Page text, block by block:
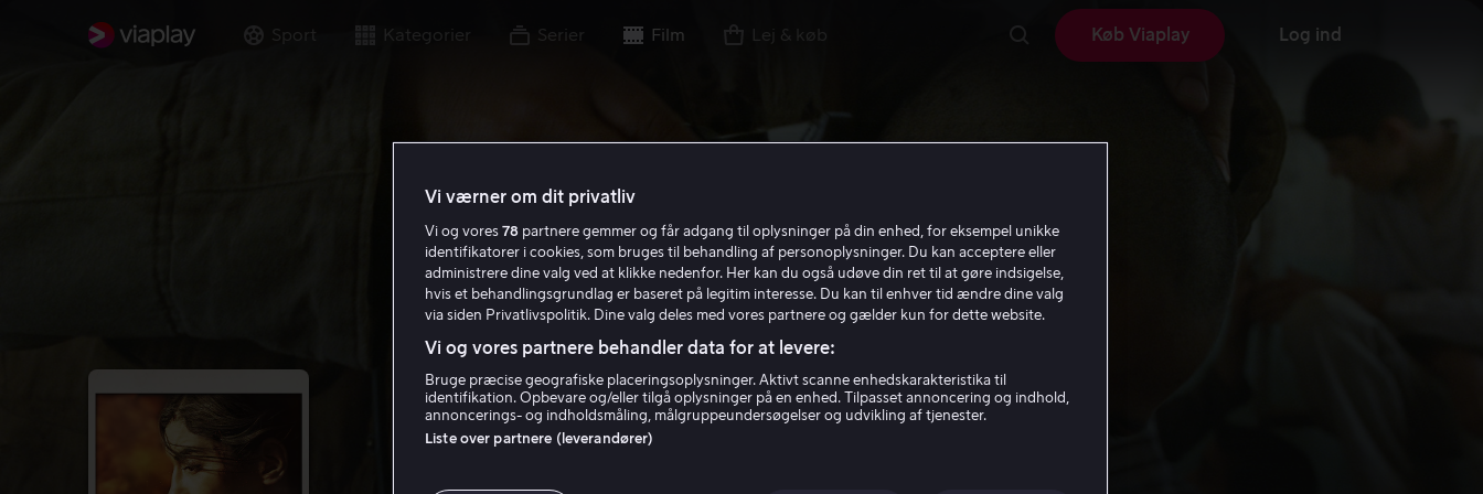
Sport Kategorier Serier Film Lej & køb Køb Viaplay Log ind
Vi værner om dit privatliv
Vi og vores 78 partnere gemmer og får adgang til oplysninger på din enhed, for eksempel unikke
identifikatorer i cookies, som bruges til behandling af personoplysninger. Du kan acceptere eller
administrere dine valg ved at klikke nedenfor. Her kan du også udøve din ret til at gøre indsigelse,
hvis et behandlingsgrundlag er baseret på legitim interesse. Du kan til enhver tid ændre dine valg
via siden Privatlivspolitik. Dine valg deles med vores partnere og gælder kun for dette website.
Vi og vores partnere behandler data for at levere:
Bruge præcise geografiske placeringsoplysninger. Aktivt scanne enhedskarakteristika til
identifikation. Opbevare og/eller tilgå oplysninger på en enhed. Tilpasset annoncering og indhold,
annoncerings- og indholdsmåling, målgruppeundersøgelser og udvikling af tjenester.
Liste over partnere (leverandører)